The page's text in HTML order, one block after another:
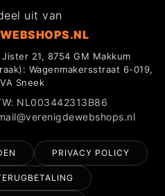
uit van
21, 8754 GM Makkum
Wagenmakersstraat 6-019,
Sneek
NL003442313B86
PRIVACY POLICY